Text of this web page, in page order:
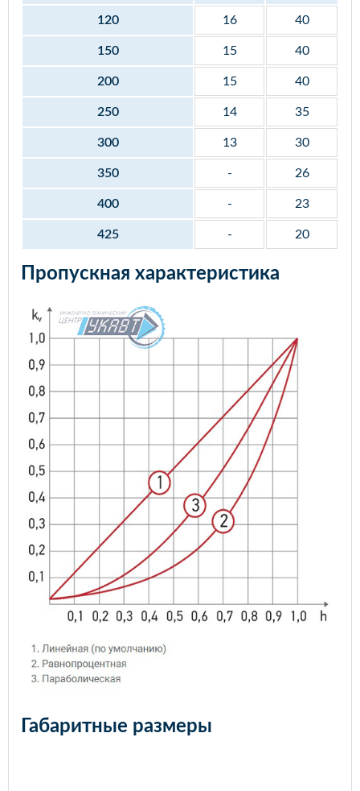
120 16 40
150 15 40
200 15 40
250 14 35
300 13 30
350 - 26
400 - 23
425 - 20
Пропускная характеристика
Габаритные размеры